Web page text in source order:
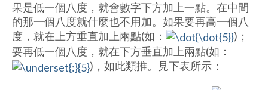
果是低一個八度，就會數字下方加上一點。在中間
的那一個八度就什麼也不用加。如果要再高一個八
度，就在上方垂直加上兩點(如：
)；
要再低一個八度，就在下方垂直加上兩點(如：
)，如此類推。見下表所示：